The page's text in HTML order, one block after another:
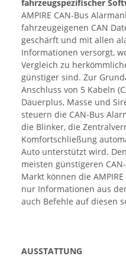
fahrzeugspezifischer
AMPIRE CAN-Bus
fahrzeugeigenen CAN
geschärft und mit allen
Informationen versorgt,
Vergleich zu
günstiger sind. Zur
Anschluss von 5 Kabeln
Dauerplus, Masse und
steuern die CAN-Bus
die Blinker, die
Komfortschließung
Auto unterstützt wird.
meisten günstigeren
Markt können die
nur Informationen aus
auch Befehle auf diesen
AUSSTATTUNG